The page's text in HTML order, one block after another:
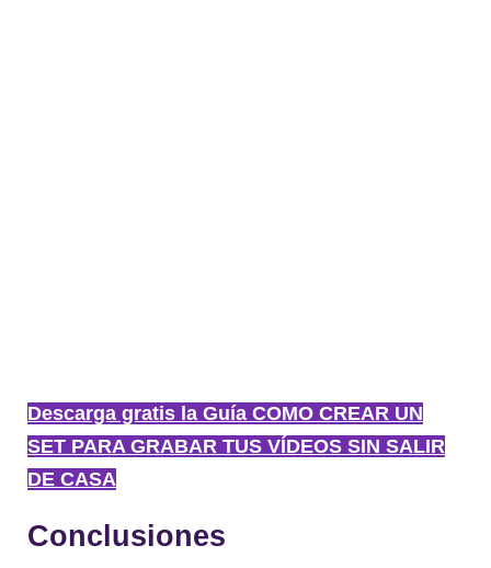
Descarga gratis la Guía COMO CREAR UN
SET PARA GRABAR TUS VÍDEOS SIN SALIR
DE CASA
Conclusiones